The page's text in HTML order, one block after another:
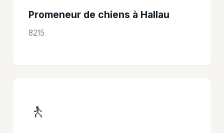
Promeneur de chiens à Hallau
8215
🚶